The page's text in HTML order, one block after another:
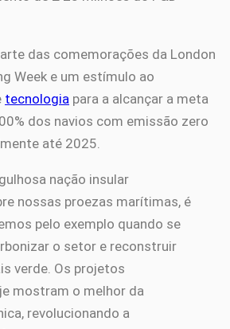
das comemorações da London
Week e um estímulo ao
tecnologia para a alcançar a meta
dos navios com emissão zero
até 2025.
nação insular
nossas proezas marítimas, é
pelo exemplo quando se
o setor e reconstruir
verde. Os projetos
mostram o melhor da
revolucionando a